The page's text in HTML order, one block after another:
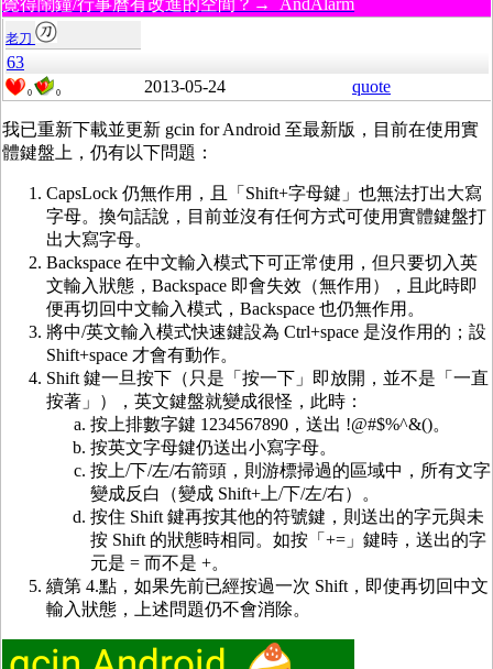
覺得鬧鐘/行事曆有改進的空間？→ AndAlarm
老刀
63
0 0 2013-05-24 quote
我已重新下載並更新 gcin for Android 至最新版，目前在使用實
體鍵盤上，仍有以下問題：
CapsLock 仍無作用，且「Shift+字母鍵」也無法打出大寫
字母。換句話說，目前並沒有任何方式可使用實體鍵盤打
出大寫字母。
Backspace 在中文輸入模式下可正常使用，但只要切入英
文輸入狀態，Backspace 即會失效（無作用），且此時即
便再切回中文輸入模式，Backspace 也仍無作用。
將中/英文輸入模式快速鍵設為 Ctrl+space 是沒作用的；設
Shift+space 才會有動作。
Shift 鍵一旦按下（只是「按一下」即放開，並不是「一直
按著」），英文鍵盤就變成很怪，此時：
按上排數字鍵 1234567890，送出 !@#$%^&()。
按英文字母鍵仍送出小寫字母。
按上/下/左/右箭頭，則游標掃過的區域中，所有文字
變成反白（變成 Shift+上/下/左/右）。
按住 Shift 鍵再按其他的符號鍵，則送出的字元與未
按 Shift 的狀態時相同。如按「+=」鍵時，送出的字
元是 = 而不是 +。
續第 4.點，如果先前已經按過一次 Shift，即使再切回中文
輸入狀態，上述問題仍不會消除。